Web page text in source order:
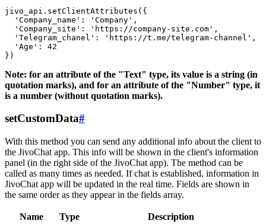
jivo_api.setClientAttributes({
  'Company_name': 'Company',
  'Company_site': 'https://company-site.com',
  'Telegram_chanel': 'https://t.me/telegram-channel',
  'Age': 42
Note: for an attribute of the "Text" type, its value is a string (in
quotation marks), and for an attribute of the "Number" type, it
is a number (without quotation marks).
setCustomData#
With this method you can send any additional info about the client to
the JivoChat app. This info will be shown in the client's information
panel (in the right side of the JivoChat app). The method can be
called as many times as needed. If chat is established, information in
JivoChat app will be updated in the real time. Fields are shown in
the same order as they appear in the fields array.
Name Type
Description